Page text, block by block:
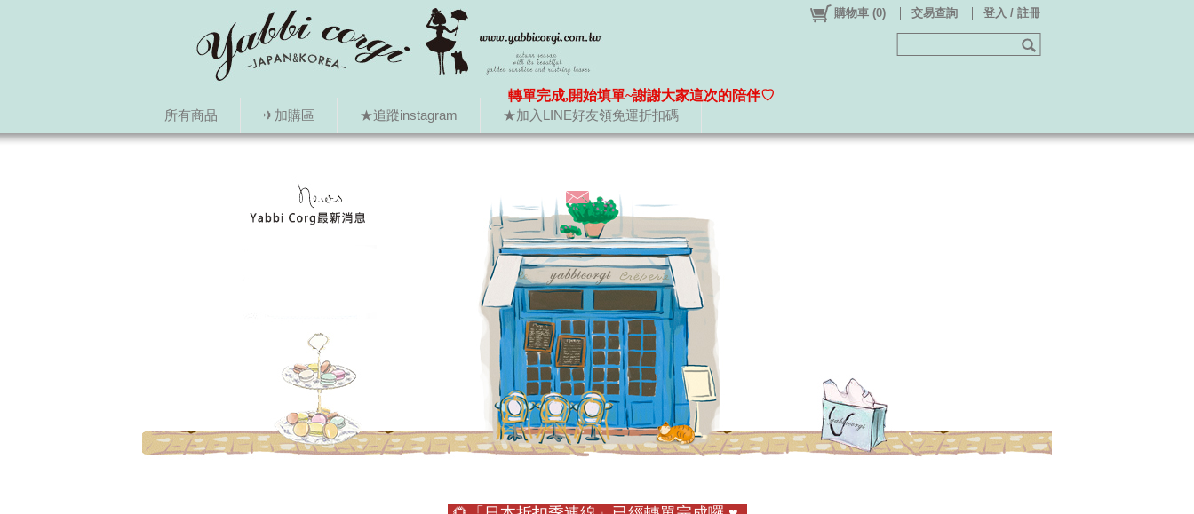
所有商品 ✈加購區 ★追蹤instagram ★加入LINE好友領免運折扣碼
購物車 (0) 交易查詢 登入 / 註冊
轉單完成,開始填單~謝謝大家這次的陪伴♡